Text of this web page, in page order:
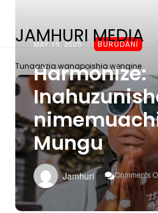
JAMHURI MEDIA
Tunaanzia wanapoishia wengine
MAY 15, 2025 BURUDANI
Harmonize:
Mungu
Jamhuri Comments